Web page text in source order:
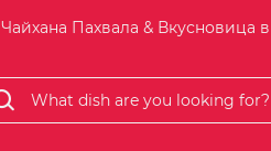
Чайхана Пахвала & Вкусновица